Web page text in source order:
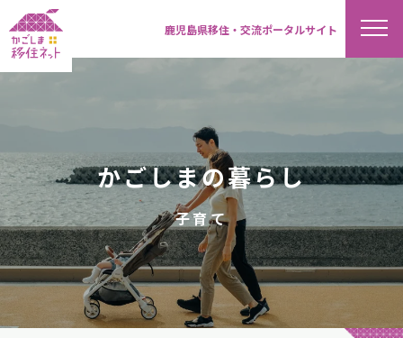
鹿児島県移住・交流ポータルサイト
かごしまの暮らし
子育て